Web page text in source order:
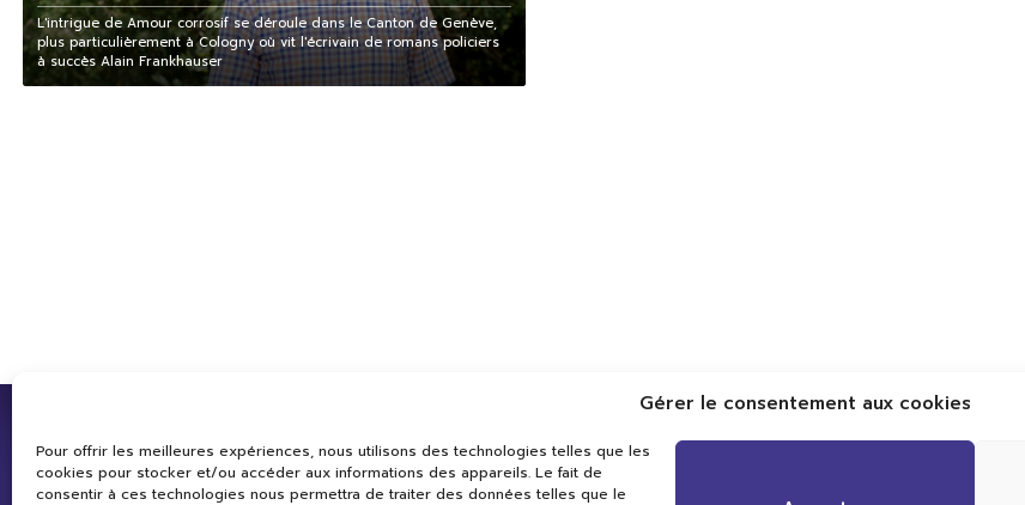
Gérer le consentement aux cookies
Pour offrir les meilleures expériences, nous utilisons des technologies telles que les
cookies pour stocker et/ou accéder aux informations des appareils. Le fait de
consentir à ces technologies nous permettra de traiter des données telles que le
L'intrigue de Amour corrosif se déroule dans le Canton de Genève,
plus particulièrement à Cologny où vit l'écrivain de romans policiers
à succès Alain Frankhauser
Val TV